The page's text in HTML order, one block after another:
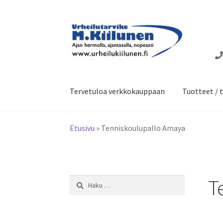
Siirry
navigointiin
Siirry
sisältöön
Tervetuloa verkkokauppaan Tuotteet /
Etusivu » Tenniskoulupallo Amaya
Haku: